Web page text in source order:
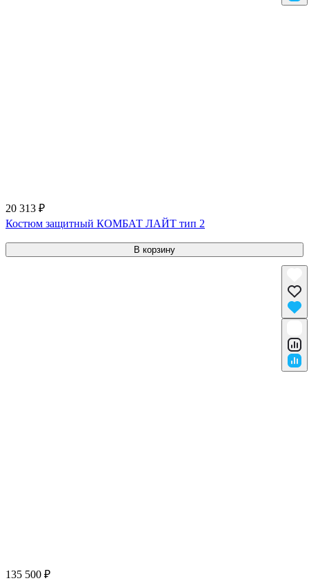
20 313 ₽
Костюм защитный КОМБАТ ЛАЙТ тип 2
В корзину
135 500 ₽